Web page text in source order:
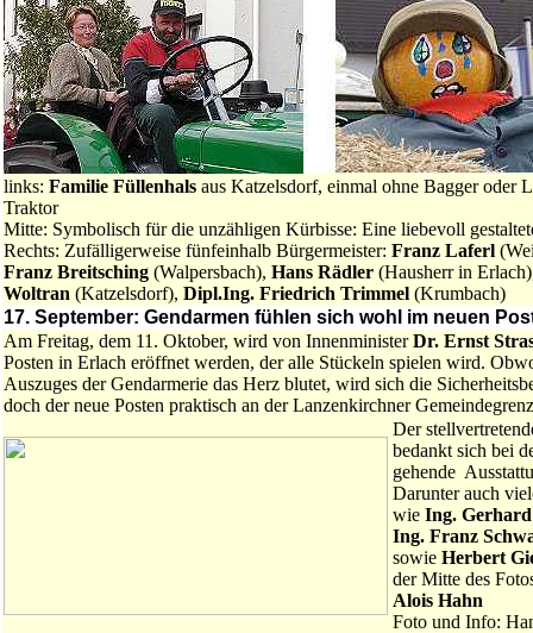
links: Familie Füllenhals aus Katzelsdorf, einmal ohne Bagger oder
Traktor
Mitte: Symbolisch für die unzähligen Kürbisse: Eine liebevoll
Rechts: Zufälligerweise fünfeinhalb Bürgermeister: Franz Laferl
Franz Breitsching (Walpersbach), Hans Rädler (Hausherr in
Woltran (Katzelsdorf), Dipl.Ing. Friedrich Trimmel (Krumbach)
17. September: Gendarmen fühlen sich wohl im neuen
Am Freitag, dem 11. Oktober, wird von InnenministerDr. Ernst
Posten in Erlach eröffnet werden, der alle Stückeln spielen wird.
Auszuges der Gendarmerie das Herz blutet, wird sich die
doch der neue Posten praktisch an der Lanzenkirchner
Der
bedankt sich bei
gehende
Darunter auch
wie Ing.
Ing. Franz
sowie Herbert
der Mitte des
Alois Hahn
Foto und Info: